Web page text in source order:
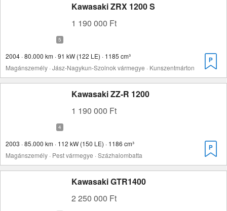
Kawasaki ZRX 1200 S
1 190 000 Ft
2004 · 80.000 km · 91 kW (122 LE) · 1185 cm³
Magánszemély · Jász-Nagykun-Szolnok vármegye · Kunszentmárton
Kawasaki ZZ-R 1200
1 190 000 Ft
2003 · 85.000 km · 112 kW (150 LE) · 1186 cm³
Magánszemély · Pest vármegye · Százhalombatta
Kawasaki GTR1400
2 250 000 Ft